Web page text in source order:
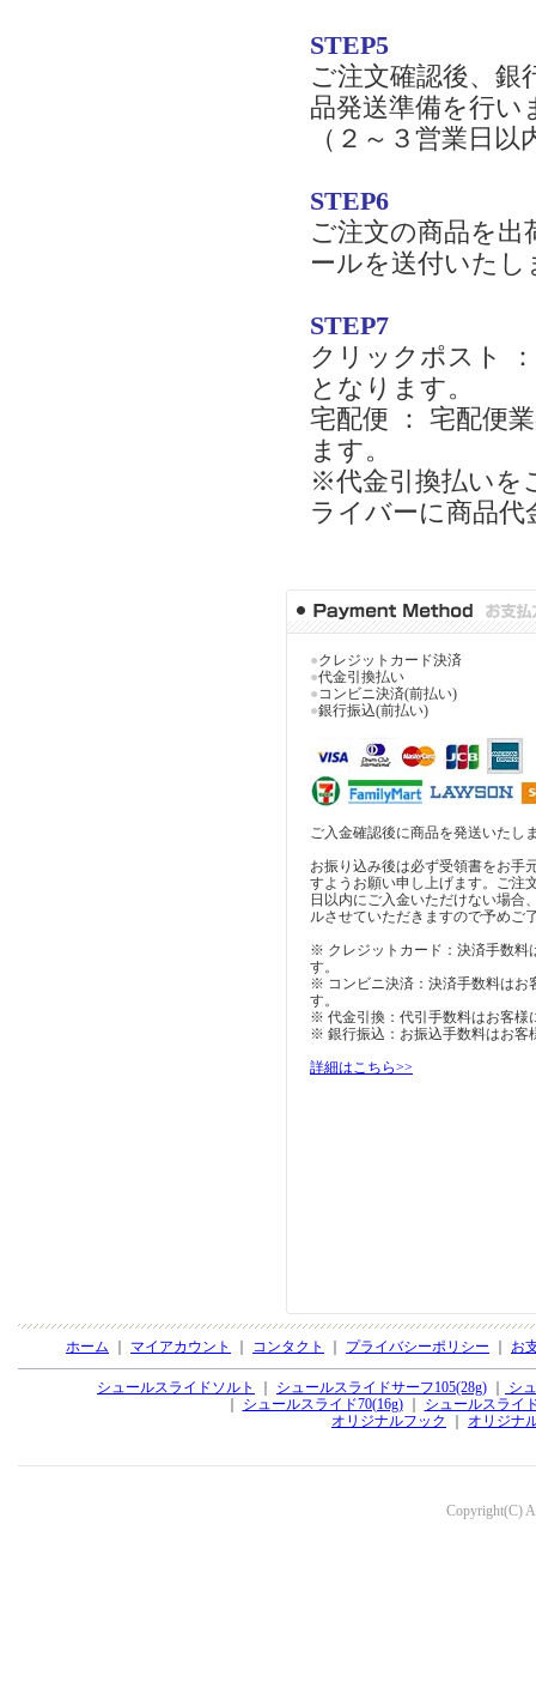
STEP5
ご注文確認後、銀
品発送準備を行い
（２～３営業日
STEP6
ご注文の商品を出
ールを送付いたし
STEP7
クリックポスト
となります。
宅配便 ： 宅配便
ます。
※代金引換払いを
ライバーに商品
●クレジットカード決済
●代金引換払い
●コンビニ決済(前払い)
●銀行振込(前払い)
ご入金確認後に商品を発送いたし
お振り込み後は必ず受領書をお手
すようお願い申し上げます。ご注
日以内にご入金いただけない場合
ルさせていただきますので予めご
※ クレジットカード：決済手数料
す。
※ コンビニ決済：決済手数料はお
す。
※ 代金引換：代引手数料はお客様
※ 銀行振込：お振込手数料はお客
詳細はこちら>>
ホーム マイアカウント コンタクト プライバシーポリシー お
シュールスライドソルト シュールスライドサーフ105(28g)
シ
シュールスライド70(16g)｜
シュールスライ
オリジナルフック
オリジナ
Copyright(C)